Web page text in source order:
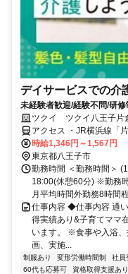
デイサービスでの介
未経験者歓迎/経験不問/研
介護スタッフ求人】
ツクイ ツクイ八王子片
アクセス ・JR横浜線「
時給1,346円～1,567円
東京都八王子市
勤務時間 ＜勤務時間＞
18:00(休憩60分) ※勤務
月平均時間外勤務8時間
仕事内容 ◆仕事内容 通
得実績あり&子育てママ
います。 ※食事や入浴
画、実施...
制服あり 変形労働時間制 社員
60代も応募可
資格取得支援あり